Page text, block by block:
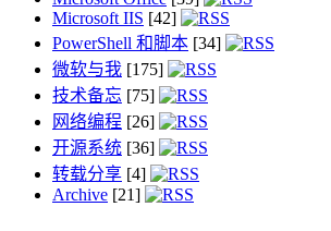
Microsoft IIS [42]
PowerShell 和脚本 [34]
微软与我 [175]
技术备忘 [75]
网络编程 [26]
开源系统 [36]
转载分享 [4]
Archive [21]